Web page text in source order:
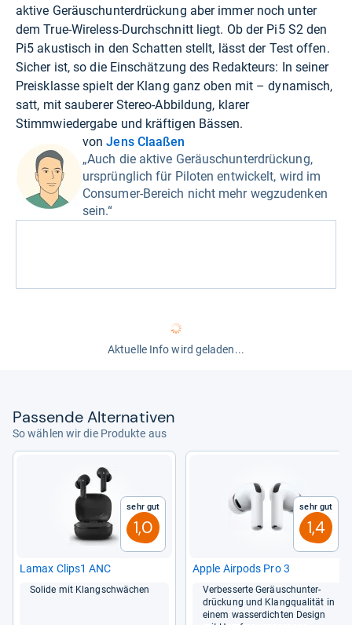
aktive Geräuschunterdrückung aber immer noch unter
dem True-Wireless-Durchschnitt liegt. Ob der Pi5 S2 den
Pi5 akustisch in den Schatten stellt, lässt der Test offen.
Sicher ist, so die Einschätzung des Redakteurs: In seiner
Preisklasse spielt der Klang ganz oben mit – dynamisch,
satt, mit sauberer Stereo-Abbildung, klarer
Stimmwiedergabe und kräftigen Bässen.
vonJens Claaßen
„Auch die aktive Geräuschunterdrückung,
ursprünglich für Piloten entwickelt, wird im
Consumer-Bereich nicht mehr wegzudenken
sein.“
Aktuelle Info wird geladen...
Pas­sende Alter­na­ti­ven
So wählen wir die Produkte aus
Sehr gut
1,0
Lamax Clips1 ANC
Solide mit Klang­schwä­chen
Sehr gut
1,4
Apple Air­pods Pro 3
Ver­bes­serte Geräusch­un­ter­
drückung und Klang­qua­li­tät in
einem was­ser­dich­ten Design